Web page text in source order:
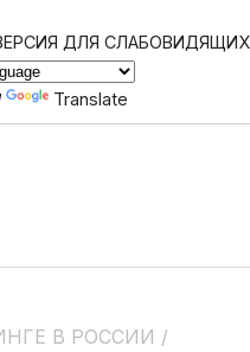
Translate
В РОССИИ /